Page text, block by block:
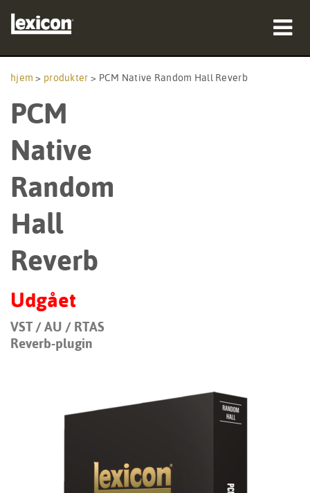
hvor man kan købe
træning
support
Sprog/Region
hjem > produkter > PCM Native Random Hall Reverb
PCM
Native
Random
Hall
Reverb
Udgået
VST / AU / RTAS
Reverb-plugin